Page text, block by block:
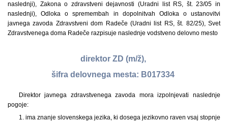
naslednji), Zakona o zdravstveni dejavnosti (Uradni list RS, št. 23/05 in
naslednji), Odloka o spremembah in dopolnitvah Odloka o ustanovitvi
javnega zavoda Zdravstveni dom Radeče (Uradni list RS, št. 82/25), Svet
Zdravstvenega doma Radeče razpisuje naslednje vodstveno delovno mesto
direktor ZD (m/ž),
šifra delovnega mesta: B017334
Direktor javnega zdravstvenega zavoda mora izpolnjevati naslednje
pogoje:
1. ima znanje slovenskega jezika, ki dosega jezikovno raven vsaj stopnje